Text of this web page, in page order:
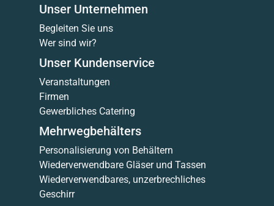
Unser Unternehmen
Begleiten Sie uns
Wer sind wir?
Unser Kundenservice
Veranstaltungen
Firmen
Gewerbliches Catering
Mehrwegbehälters
Personalisierung von Behältern
Wiederverwendbare Gläser und Tassen
Wiederverwendbares, unzerbrechliches
Geschirr